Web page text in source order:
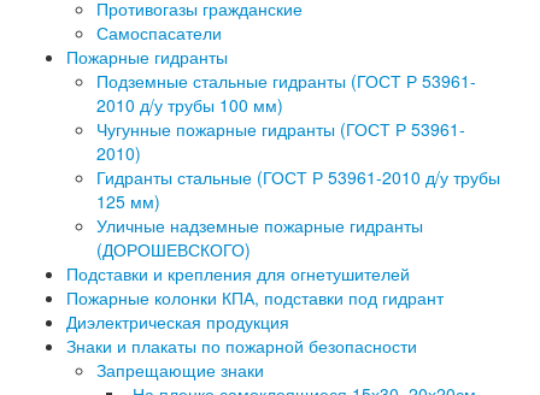
Противогазы гражданские
Самоспасатели
Пожарные гидранты
Подземные стальные гидранты (ГОСТ Р 53961-
2010 д/у трубы 100 мм)
Чугунные пожарные гидранты (ГОСТ Р 53961-
2010)
Гидранты стальные (ГОСТ Р 53961-2010 д/у трубы
125 мм)
Уличные надземные пожарные гидранты
(ДОРОШЕВСКОГО)
Подставки и крепления для огнетушителей
Пожарные колонки КПА, подставки под гидрант
Диэлектрическая продукция
Знаки и плакаты по пожарной безопасности
Запрещающие знаки